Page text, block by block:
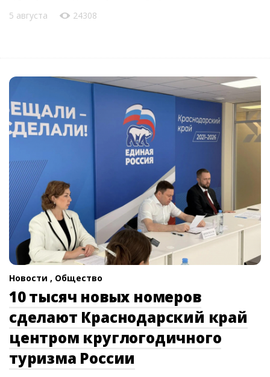
5 августа 24308
Новости , Общество
10 тысяч новых номеров
сделают Краснодарский край
центром круглогодичного
туризма России